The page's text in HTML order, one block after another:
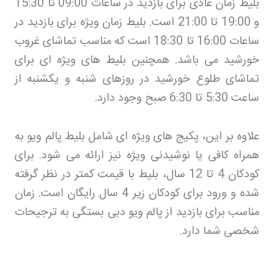
و 19:00 تا 21:00 است. بلیط زمان ویژه برای بازدید در
ساعات 16:00 تا 18:30 است که مناسب تماشای غروب
خورشید می باشد. همچنین بلیط های ویژه ای برای
تماشای طلوع خورشید در روزهای شنبه و یکشنبه از
ساعت 5:30 تا 6:30 صبح وجود دارد
.
علاوه بر این، پکیج های ویژه ای شامل بلیط پالم ویو به
همراه کافی یا نوشیدنی ویژه نیز ارائه می شود. برای
کودکان 4 تا 12 سال، بلیط با قیمت کمتر در نظر گرفته
شده و ورود برای کودکان زیر 4 سال رایگان است. زمان
مناسب برای بازدید از پالم ویو دبی بستگی به ترجیحات
شخصی شما دارد.